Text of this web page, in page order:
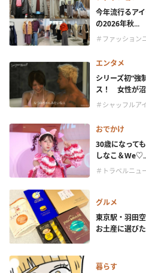
今年流行るア
の2026年秋...
＃ファッション
エンタメ
シリーズ初“強
ス！ 女性が
＃シャッフルア
おでかけ
30歳になって
しなこ＆
＃トラベルニュ
グルメ
東京駅・羽田
お土産に選び
暮らす